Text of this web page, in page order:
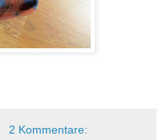
2 Kommentare: